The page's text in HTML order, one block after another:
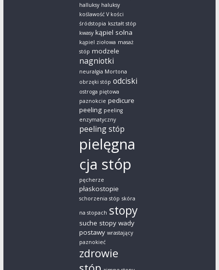
halluksy haluksy
koślawość V kości
śródstopia kształt stóp
kwasy kąpiel solna
kąpiel ziołowa masaż
stóp modzele
nagniotki
neuralgia Mortona
obrzęki stóp odciski
ostroga piętowa
paznokcie pedicure
peeling peeling
enzymatyczny
peeling stóp
pielęgna
cja stóp
pęcherze
płaskostopie
schorzenia stóp skóra
na stopach stopy
suche stopy wady
postawy wrastający
paznokieć
zdrowie